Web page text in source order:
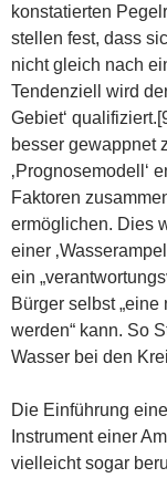
konstatierten
stellen fest, dass
nicht gleich nach
Tendenziell wird
Gebiet‘
besser gewappnet
‚Prognosemodell‘
Faktoren
ermöglichen. Dies
einer
ein
Bürger selbst
werden“ kann. So
Wasser bei den
Die Einführung
Instrument einer
vielleicht sogar